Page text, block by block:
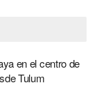
en el centro de
Tulum